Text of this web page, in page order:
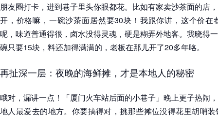
朋友圈打卡，进到巷子里头你眼都花。比如有家卖沙茶面的店
开，价格嘛，一碗沙茶面居然要30块！我跟你讲，这个价在
呢，味道普通得很，卤水没得灵魂，硬是糊弄外地客。我晓得
碗只要15块，料还加得满满的，老板在那儿开了20多年咯。
再扯深一层：夜晚的海鲜摊，才是本地人的秘密
哦对，漏讲一点！「厦门火车站后面的小巷子」晚上更子热闹
地人最爱去的地方。你要搞得对，挑那些摊位没得花里胡哨